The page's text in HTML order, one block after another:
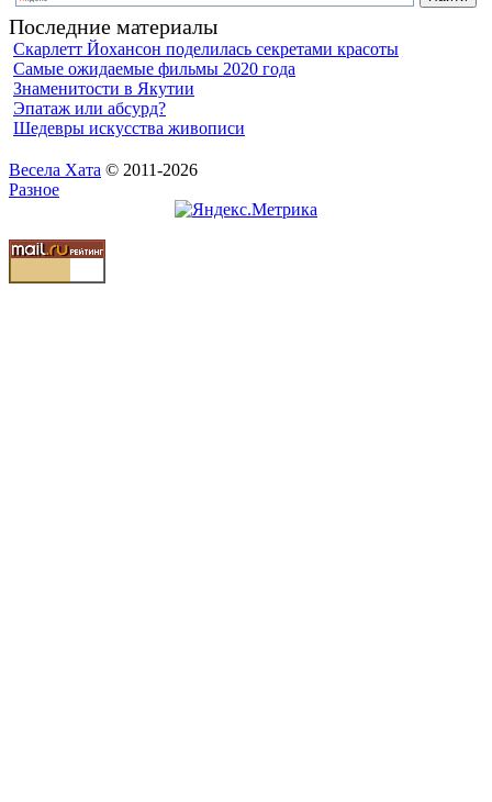
Последние материалы
Скарлетт Йохансон поделилась секретами красоты
Самые ожидаемые фильмы 2020 года
Знаменитости в Якутии
Эпатаж или абсурд?
Шедевры искусства живописи
Весела Хата © 2011-2026
Разное